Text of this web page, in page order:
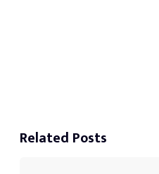
Related Posts